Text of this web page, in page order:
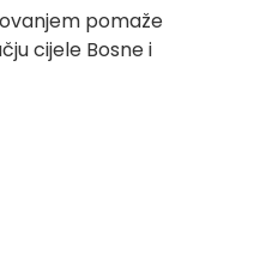
pomaže
cijele Bosne i